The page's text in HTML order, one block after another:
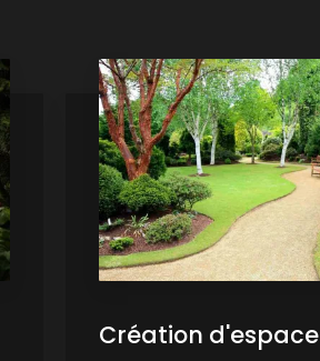
Création d'espace